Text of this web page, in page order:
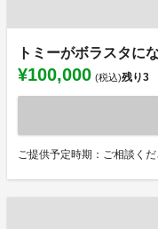
トミーがボラスタに
¥100,000 (税込)残り3
ご提供予定時期：ご相談く